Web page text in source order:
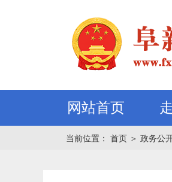
网站首页
当前位置： 首页 ＞ 政务公